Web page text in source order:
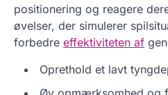
positionering og reagere
øvelser, der simulerer
forbedre effektiviteten af
Oprethold et lavt